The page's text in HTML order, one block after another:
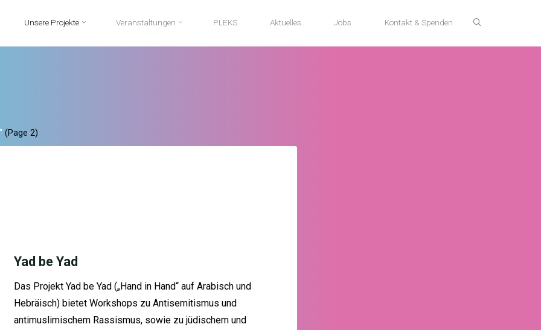
Unsere Projekte Veranstaltungen PLEKS Aktuelles Jobs Kontakt & Spenden
(Page 2)
Yad be Yad
Das Projekt Yad be Yad („Hand in Hand“ auf Arabisch und
Hebräisch) bietet Workshops zu Antisemitismus und
antimuslimischem Rassismus, sowie zu jüdischem und